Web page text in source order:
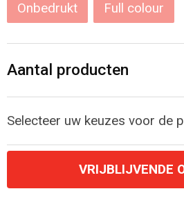
Onbedrukt Full colour
Aantal producten
Selecteer uw keuzes voor de
VRIJBLIJVENDE